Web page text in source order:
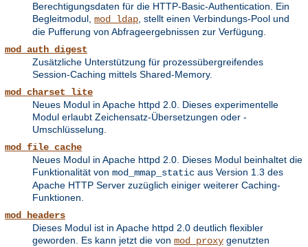
Berechtigungsdaten für die HTTP-Basic-Authentication. Ein
Begleitmodul, mod_ldap, stellt einen Verbindungs-Pool und
die Pufferung von Abfrageergebnissen zur Verfügung.
mod_auth_digest
Zusätzliche Unterstützung für prozessübergreifendes
Session-Caching mittels Shared-Memory.
mod_charset_lite
Neues Modul in Apache httpd 2.0. Dieses experimentelle
Modul erlaubt Zeichensatz-Übersetzungen oder -
Umschlüsselung.
mod_file_cache
Neues Modul in Apache httpd 2.0. Dieses Modul beinhaltet die
Funktionalität von mod_mmap_static aus Version 1.3 des
Apache HTTP Server zuzüglich einiger weiterer Caching-
Funktionen.
mod_headers
Dieses Modul ist in Apache httpd 2.0 deutlich flexibler
geworden. Es kann jetzt die von mod_proxy genutzten